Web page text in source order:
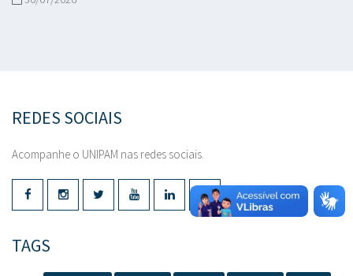
REDES SOCIAIS
Acompanhe o UNIPAM nas redes sociais.
TAGS